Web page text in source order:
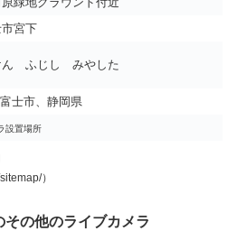
宮下
ん ふじし みやした
士市、静岡県
設置場所
）
の他のライブカメラ